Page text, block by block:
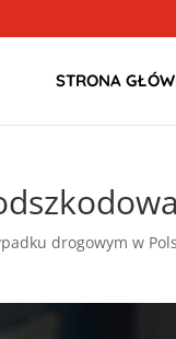
STRONA
drogowym w